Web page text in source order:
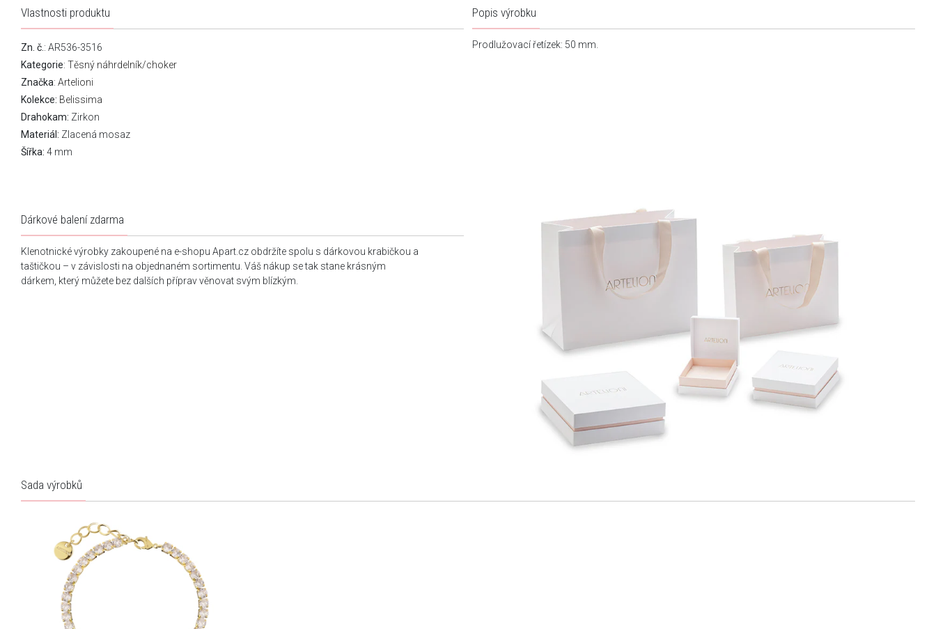
Vlastnosti produktu
Zn. č.: AR536-3516
Kategorie: Těsný náhrdelník/choker
Značka: Artelioni
Kolekce: Belissima
Drahokam: Zirkon
Materiál: Zlacená mosaz
Šířka: 4 mm
Popis výrobku
Prodlužovací řetízek: 50 mm.
Dárkové balení zdarma
Klenotnické výrobky zakoupené na e-shopu Apart.cz obdržíte spolu s dárkovou krabičkou a
taštičkou – v závislosti na objednaném sortimentu. Váš nákup se tak stane krásným
dárkem, který můžete bez dalších příprav věnovat svým blízkým.
Sada výrobků